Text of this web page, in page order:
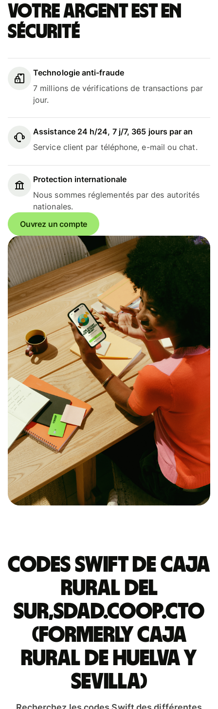
Votre argent est en
sécurité
Technologie anti-fraude
7 millions de vérifications de transactions par
jour.
Assistance 24 h/24, 7 j/7, 365 jours par an
Service client par téléphone, e-mail ou chat.
Protection internationale
Nous sommes réglementés par des autorités
nationales.
Ouvrez un compte
Codes Swift de CAJA
RURAL DEL
SUR,SDAD.COOP.CTO
(FORMERLY CAJA
RURAL DE HUELVA Y
SEVILLA)